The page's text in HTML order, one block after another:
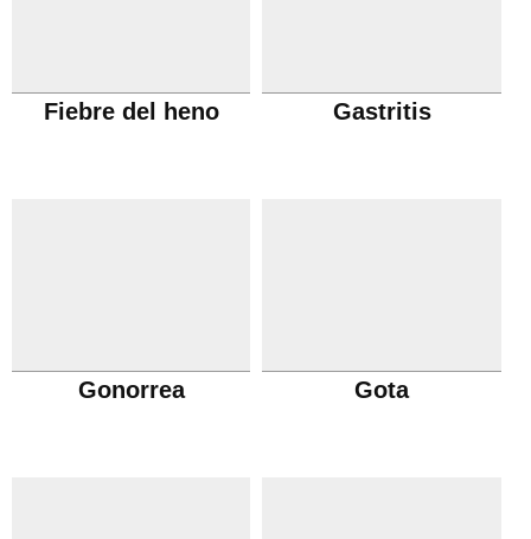
Fiebre del heno Gastritis
Gonorrea Gota